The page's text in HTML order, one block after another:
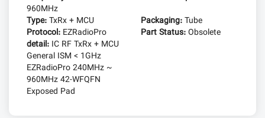
960MHz
Type:TxRx + MCU Packaging:Tube
Protocol: EZRadioPro Part Status:Obsolete
detail: IC RF TxRx + MCU
General ISM < 1GHz
EZRadioPro 240MHz ~
960MHz 42-WFQFN
Exposed Pad